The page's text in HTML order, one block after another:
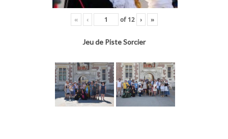
« ‹ of 12 › »
Jeu de Piste Sorcier